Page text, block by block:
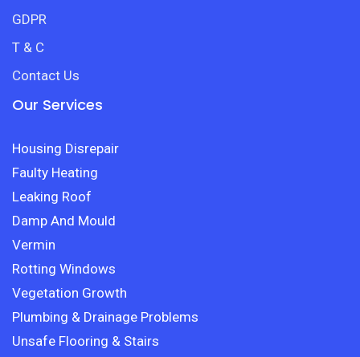
GDPR
T & C
Contact Us
Our Services
Housing Disrepair
Faulty Heating
Leaking Roof
Damp And Mould
Vermin
Rotting Windows
Vegetation Growth
Plumbing & Drainage Problems
Unsafe Flooring & Stairs